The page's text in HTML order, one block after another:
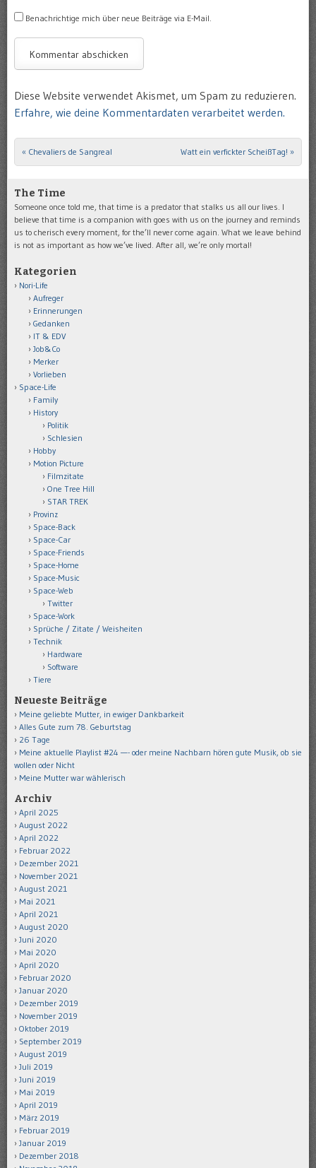
Benachrichtige mich über neue Beiträge via E-Mail.
Diese Website verwendet Akismet, um Spam zu reduzieren.
Erfahre, wie deine Kommentardaten verarbeitet werden.
Post navigation
« Chevaliers de Sangreal Watt ein verfickter ScheißTag! »
The Time
Someone once told me, that time is a predator that stalks us all our lives. I
believe that time is a companion with goes with us on the journey and reminds
us to cherisch every moment, for the’ll never come again. What we leave behind
is not as important as how we’ve lived. After all, we’re only mortal!
Kategorien
Nori-Life
Aufreger
Erinnerungen
Gedanken
IT & EDV
Job&Co
Merker
Vorlieben
Space-Life
Family
History
Politik
Schlesien
Hobby
Motion Picture
Filmzitate
One Tree Hill
STAR TREK
Provinz
Space-Back
Space-Car
Space-Friends
Space-Home
Space-Music
Space-Web
Twitter
Space-Work
Sprüche / Zitate / Weisheiten
Technik
Hardware
Software
Tiere
Neueste Beiträge
Meine geliebte Mutter, in ewiger Dankbarkeit
Alles Gute zum 78. Geburtstag
26 Tage
Meine aktuelle Playlist #24 —- oder meine Nachbarn hören gute Musik, ob sie
wollen oder Nicht
Meine Mutter war wählerisch
Archiv
April 2025
August 2022
April 2022
Februar 2022
Dezember 2021
November 2021
August 2021
Mai 2021
April 2021
August 2020
Juni 2020
Mai 2020
April 2020
Februar 2020
Januar 2020
Dezember 2019
November 2019
Oktober 2019
September 2019
August 2019
Juli 2019
Juni 2019
Mai 2019
April 2019
März 2019
Februar 2019
Januar 2019
Dezember 2018